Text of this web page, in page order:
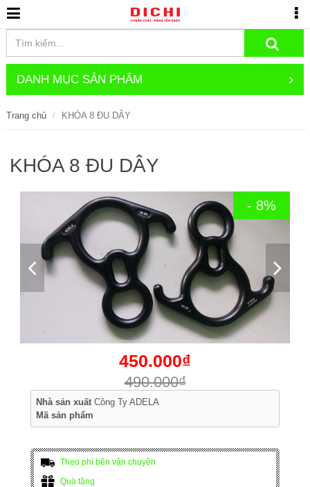
DANH MỤC SẢN PHẨM
Trang chủ KHÓA 8 ĐU DÂY
KHÓA 8 ĐU DÂY
- 8%
450.000₫
490.000₫
Nhà sản xuất Công Ty ADELA
Mã sản phẩm
Theo phí bên vận chuyên
Quà tặng